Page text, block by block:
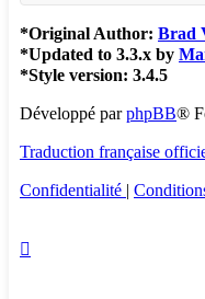
*Original Author: Brad
*Updated to 3.3.x by
*Style version: 3.4.5
Développé parphpBB®
Traduction française
Confidentialité |